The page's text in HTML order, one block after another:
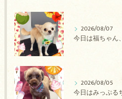
2026/08/07
2026/08/05